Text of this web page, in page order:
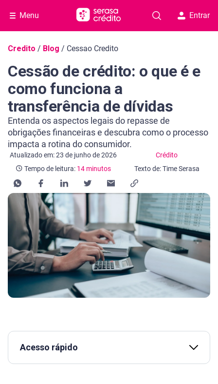
Menu Entrar
Navegação do blog
Credito / Blog / Cessao Credito
Cessão de crédito: o que é e
como funciona a
transferência de dívidas
Entenda os aspectos legais do repasse de
obrigações financeiras e descubra como o processo
impacta a rotina do consumidor.
Atualizado em: 23 de junho de 2026 Crédito
Categoria Crédito
Tempo de leitura: 14 minutos
Tempo de leitura: 14 minutos
Texto de: Time Serasa
Acesso rápido